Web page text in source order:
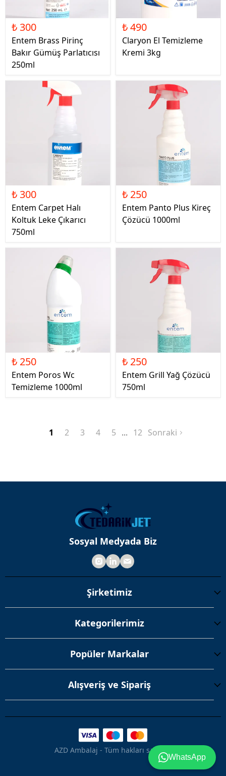
₺ 300
Entem Brass Pirinç
Bakır Gümüş Parlatıcısı
250ml
₺ 490
Claryon El Temizleme
Kremi 3kg
₺ 300
Entem Carpet Halı
Koltuk Leke Çıkarıcı
750ml
₺ 250
Entem Panto Plus Kireç
Çözücü 1000ml
₺ 250
Entem Poros Wc
Temizleme 1000ml
₺ 250
Entem Grill Yağ Çözücü
750ml
1 2 3 4 5 12 Sonraki
Sosyal Medyada Biz
Şirketimiz
Kategorilerimiz
Popüler Markalar
Alışveriş ve Sipariş
AZD Ambalaj - Tüm hakları saklıdır.
WhatsApp